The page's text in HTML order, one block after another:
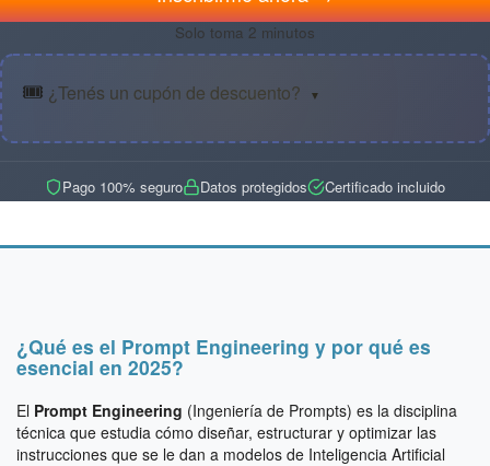
Solo toma 2 minutos
🎟️ ¿Tenés un cupón de descuento? ▼
Pago 100% seguro Datos protegidos Certificado incluido
¿Qué es el Prompt Engineering y por qué es
esencial en 2025?
El Prompt Engineering (Ingeniería de Prompts) es la disciplina
técnica que estudia cómo diseñar, estructurar y optimizar las
instrucciones que se le dan a modelos de Inteligencia Artificial